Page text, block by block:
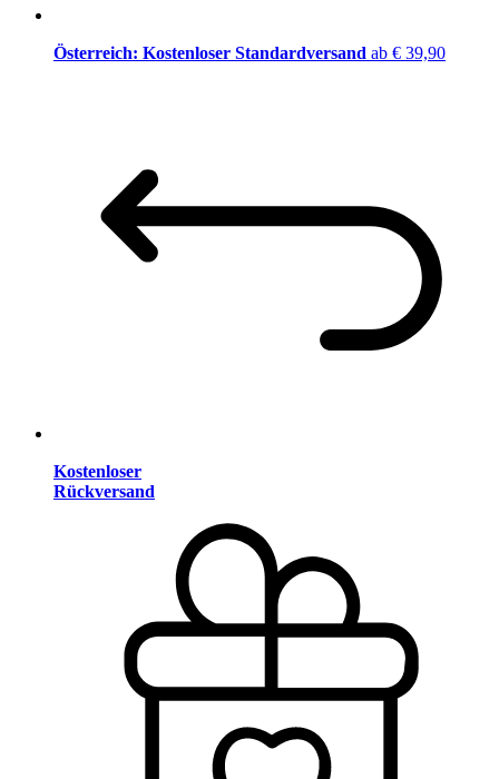
Österreich: Kostenloser Standardversand ab € 39,90
Kostenloser
Rückversand